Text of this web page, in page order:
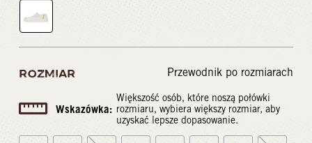
ROZMIAR Przewodnik po rozmiarach
Wskazówka:
Większość osób, które noszą połówki
rozmiaru, wybiera większy rozmiar, aby
uzyskać lepsze dopasowanie.